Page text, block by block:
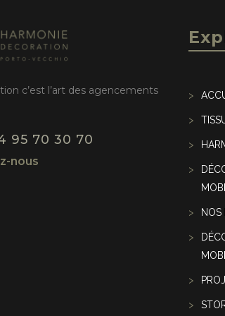
c’est l’art des agencements
95 70 30 70
nous
NOS